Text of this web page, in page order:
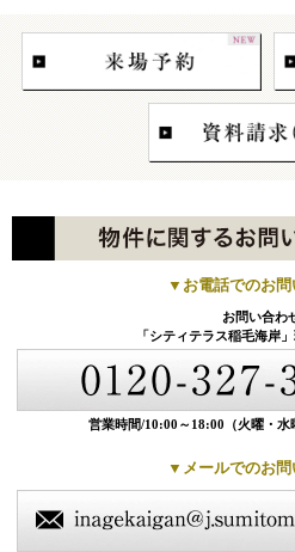
▼お電話でのお
お問い合わ
「シティテラス稲毛海岸
営業時間/10:00～18:00 （火曜・
▼メールでのお